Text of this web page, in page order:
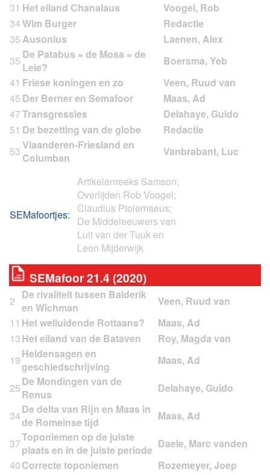
31 Het eiland Chanalaus
34Wim Burger
35Ausonius
35 De Patabus = de Mosa = de
Leie?
41 Friese koningen en zo
45 Der Berner en Semafoor
47Transgressies
51 De bezetting van de globe
53Vlaanderen-Friesland en
Columban
SEMafoortjes:
Artikelenreeks Samson;
Overlijden Rob Voogel;
Claudius Ptolemaeus;
De Middeleeuwers van
Luit van der Tuuk en
Leon Mijderwijk
SEMafoor 21.4 (2020)
2 De rivaliteit tussen Balderik
en Wichman
11 Het welluidende Rottaans?
13Het eiland van de Bataven
19Heldensagen en
geschiedschrijving
25De Mondingen van de
Renus
34De delta van Rijn en Maas in
de Romeinse tijd
37Toponiemen op de juiste
plaats en in de juiste periode
40Correcte toponiemen